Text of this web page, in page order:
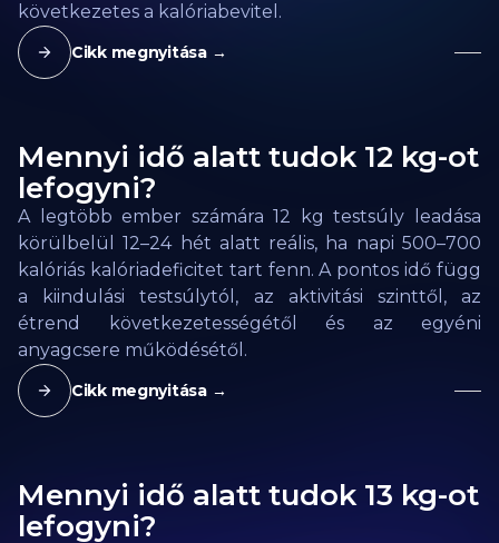
következetes a kalóriabevitel.
Cikk megnyitása →
Mennyi idő alatt tudok 12 kg-ot
lefogyni?
A legtöbb ember számára 12 kg testsúly leadása
körülbelül 12–24 hét alatt reális, ha napi 500–700
kalóriás kalóriadeficitet tart fenn. A pontos idő függ
a kiindulási testsúlytól, az aktivitási szinttől, az
étrend következetességétől és az egyéni
anyagcsere működésétől.
Cikk megnyitása →
Mennyi idő alatt tudok 13 kg-ot
lefogyni?